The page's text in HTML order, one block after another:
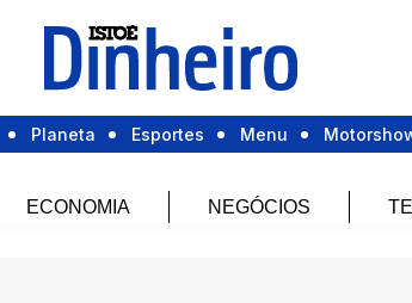
Planeta Esportes Menu
ECONOMIA NEGÓCIOS